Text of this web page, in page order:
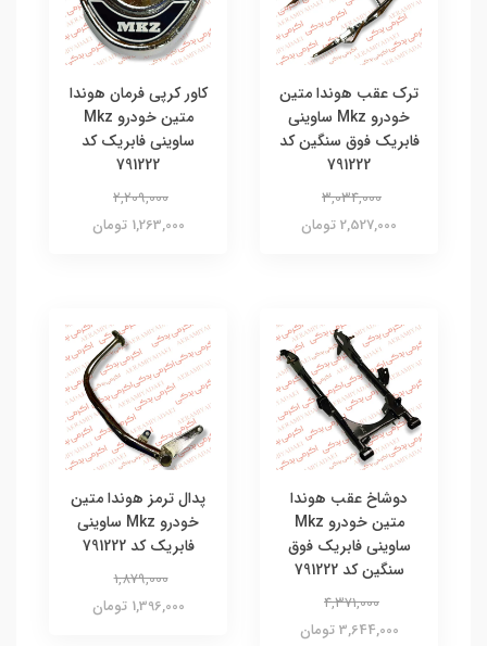
ترک عقب هوندا متین
خودرو Mkz ساوینی
فابریک فوق سنگین کد
791222
3,034,000
2,527,000 تومان
کاور کرپی فرمان هوندا
متین خودرو Mkz
ساوینی فابریک کد
791222
2,209,000
1,263,000 تومان
دوشاخ عقب هوندا
متین خودرو Mkz
ساوینی فابریک فوق
سنگین کد 791222
4,371,000
3,644,000 تومان
پدال ترمز هوندا متین
خودرو Mkz ساوینی
فابریک کد 791222
1,879,000
1,396,000 تومان